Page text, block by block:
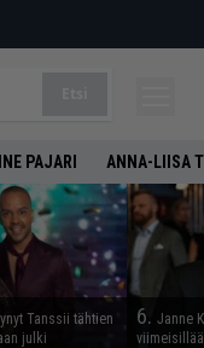
PAJARI ANNA-LIISA
Tanssii tähtien
julki
6. Janne